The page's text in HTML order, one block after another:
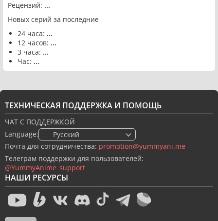
Рецензий: ...
Новых серий за последние
24 часа: ...
12 часов: ...
3 часа: ...
Час: ...
НАШИ РЕСУРСЫ
ТЕХНИЧЕСКАЯ ПОДДЕРЖКА И ПОМОЩЬ
ЧАТ С ПОДДЕРЖКОЙ
Language:
🇷🇺 Русский
Почта для сотрудничества: promotion@yummyani.me
Телеграм поддержки для пользователей:
@YummyAnime_support